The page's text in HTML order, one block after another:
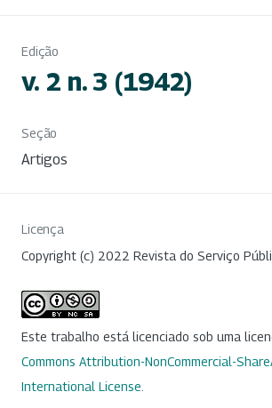
Edição
v. 2 n. 3 (1942)
Seção
Artigos
Licença
Copyright (c) 2022 Revista do Serviço
Este trabalho está licenciado sob uma
Commons Attribution-NonCommercial-
International License